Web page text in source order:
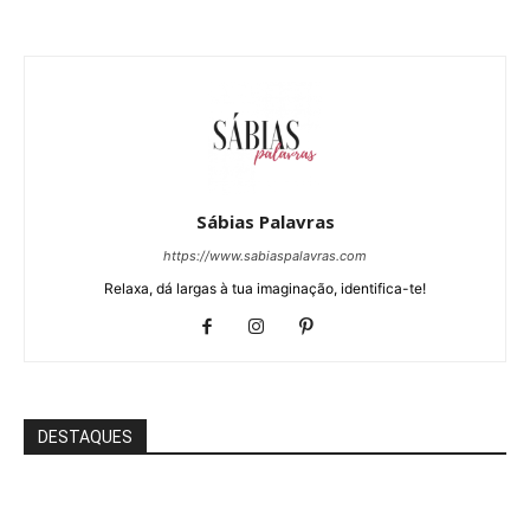
Sábias Palavras
https://www.sabiaspalavras.com
Relaxa, dá largas à tua imaginação, identifica-te!
DESTAQUES